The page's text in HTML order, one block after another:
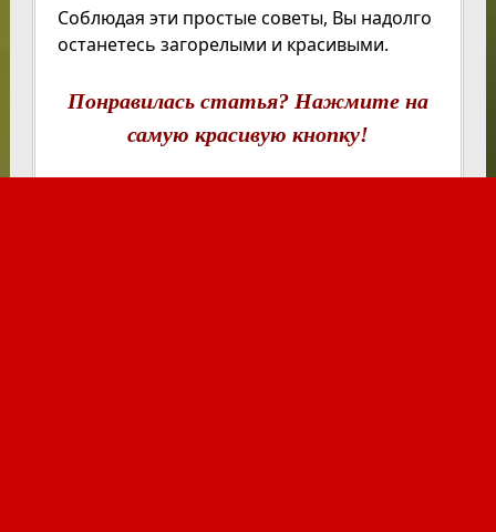
Соблюдая эти простые советы, Вы надолго
останетесь загорелыми и красивыми.
Понравилась статья? Нажмите на
самую красивую кнопку!